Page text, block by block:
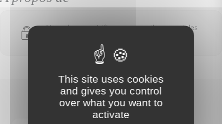
Nous devons vérifier votre email pour voir les
AGENCE FOCH
This site uses cookies
and gives you control
over what you want to
activate